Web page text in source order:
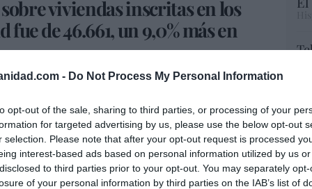
- Do Not Process My Personal Information
opt-out of the sale, sharing to third parties, or processing of your
for targeted advertising by us, please use the below opt-out
selection. Please note that after your opt-out request is processed
interest-based ads based on personal information utilized by us
to third parties prior to your opt-out. You may separately
of your personal information by third parties on the IAB’s list of
viviendas inscritas en los
de 46.661, un 9,0% más en
TzlGOK700a#INE#economía
— INE España (@es_INE)May 27,